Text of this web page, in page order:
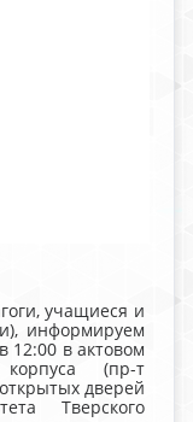
учащиеся и
информируем
12:00 в актовом
корпуса (пр-т
дверей
Тверского